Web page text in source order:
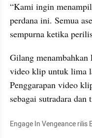
“Kami ingin
perdana ini. Semua
sempurna ketika
Gilang
video klip untuk lima
Penggarapan video
sebagai sutradara
Engage In Vengeance rilis